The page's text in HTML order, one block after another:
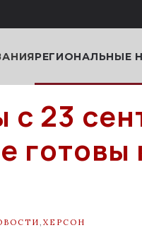
РЕГИОНАЛЬНЫЕ
23
готовы
ХЕРСОН